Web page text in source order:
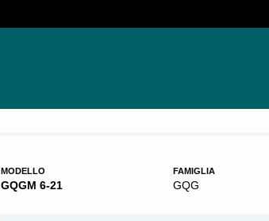
MODELLO
GQGM 6-21
FAMIGLIA
GQG